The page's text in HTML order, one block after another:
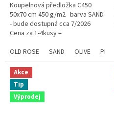
Koupelnová předložka C450
50x70 cm 450 g/m2 barva SAND
- bude dostupná cca 7/2026
Cena za 1-4kusy =
Kč ...
OLD ROSE SAND OLIVE PLUM
Akce
Tip
Výprodej